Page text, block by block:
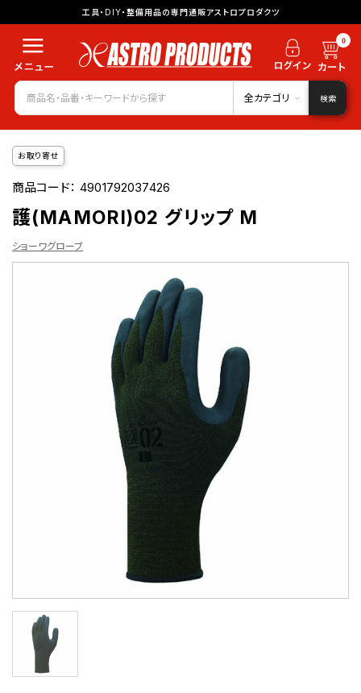
工具・DIY・整備用品の専門通販アストロプロダクツ
0
全カテゴリ 検索
お取り寄せ
商品コード：4901792037426
護(MAMORI)02 グリップ M
ショーワグローブ